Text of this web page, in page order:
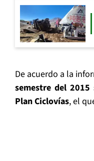
De acuerdo a la
semestre del
Plan Ciclovías, el